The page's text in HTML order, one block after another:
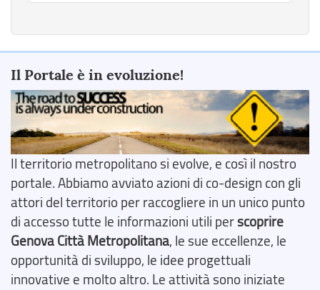
Il Portale è in evoluzione!
Il territorio metropolitano si evolve, e così il nostro
portale. Abbiamo avviato azioni di co-design con gli
attori del territorio per raccogliere in un unico punto
di accesso tutte le informazioni utili perscoprire
Genova Città Metropolitana, le sue eccellenze, le
opportunità di sviluppo, le idee progettuali
innovative e molto altro. Le attività sono iniziate